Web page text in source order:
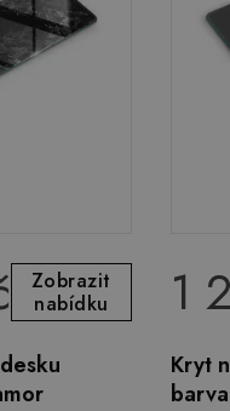
Zobrazit
nabídku
1
Kryt
barva